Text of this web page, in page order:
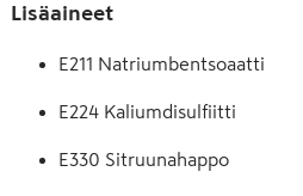
Lisäaineet
E211 Natriumbentsoaatti
E224 Kaliumdisulfiitti
E330 Sitruunahappo